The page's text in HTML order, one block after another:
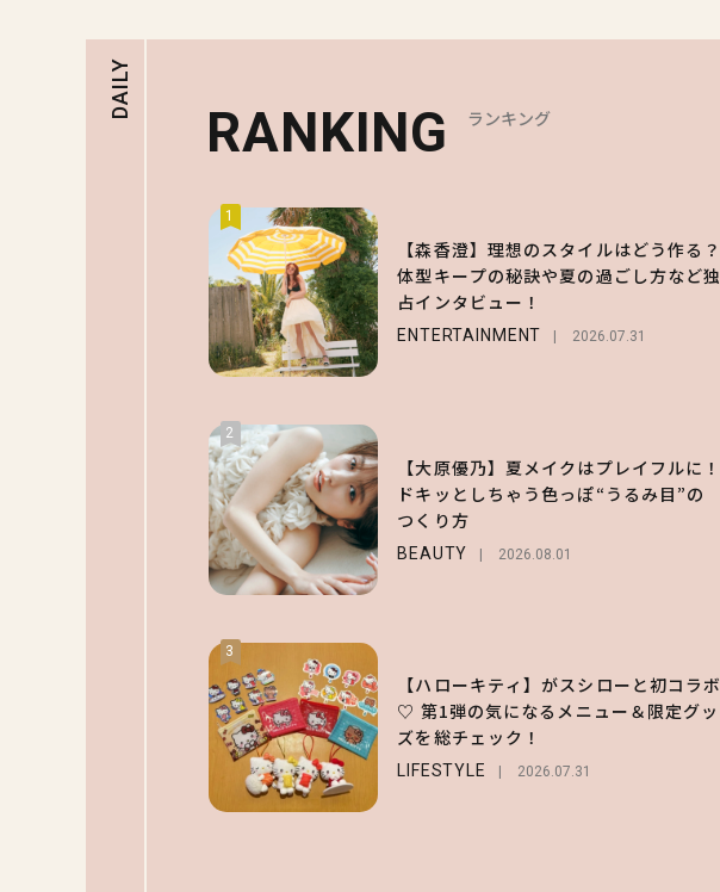
DAILY
RANKING ランキング
1
【森香澄】理想のスタイルはどう作る？
体型キープの秘訣や夏の過ごし方など独
占インタビュー！
ENTERTAINMENT 2026.07.31
2
【大原優乃】夏メイクはプレイフルに！
ドキッとしちゃう色っぽ“うるみ目”の
つくり方
BEAUTY 2026.08.01
3
【ハローキティ】がスシローと初コラボ
♡ 第1弾の気になるメニュー＆限定グッ
ズを総チェック！
LIFESTYLE 2026.07.31